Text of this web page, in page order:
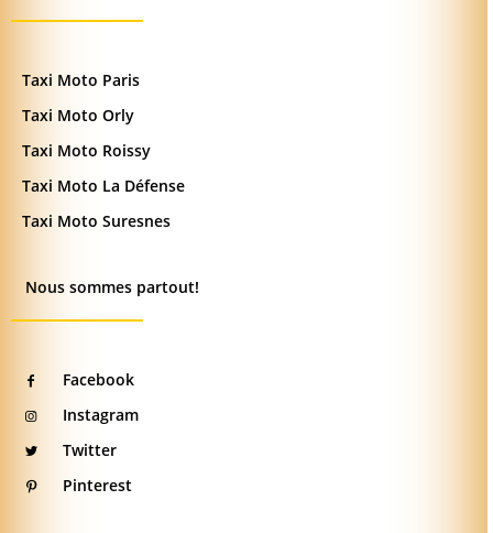
Taxi Moto Paris
Taxi Moto Orly
Taxi Moto Roissy
Taxi Moto La Défense
Taxi Moto Suresnes
Nous sommes partout!
Facebook
Instagram
Twitter
Pinterest